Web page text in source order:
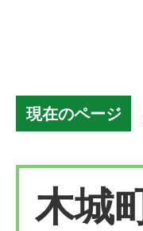
現在のページ
木城